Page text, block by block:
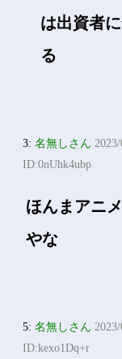
は出資者
る
3:名無しさん
ID:0nUhk4ubp
ほんまアニ
やな
5:名無しさん
ID:kexo1Dq+r